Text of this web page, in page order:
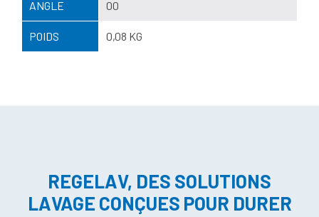
ANGLE 00
POIDS 0,08 KG
REGELAV, DES SOLUTIONS
LAVAGE CONÇUES POUR DURER